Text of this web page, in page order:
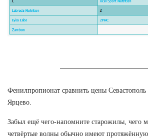
Фенилпропионат сравнить цены
Ярцево.
Забыл ещё чего-напомните старожилы, чего
четвёртые волны обычно имеют протяжённую